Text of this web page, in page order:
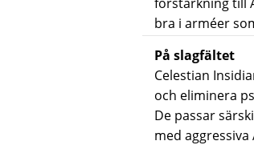
bra i arméer
På slagfältet
Celestian
och eliminera
De passar
med